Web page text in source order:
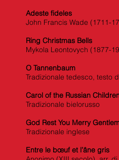
Adeste fideles
John Francis Wade (1711-
Ring Christmas Bells
Mykola Leontovych (1877-
O Tannenbaum
Tradizionale tedesco, testo
Carol of the Russian
Tradizionale bielorusso
God Rest You Merry
Tradizionale inglese
Entre le bœuf et l’âne gris